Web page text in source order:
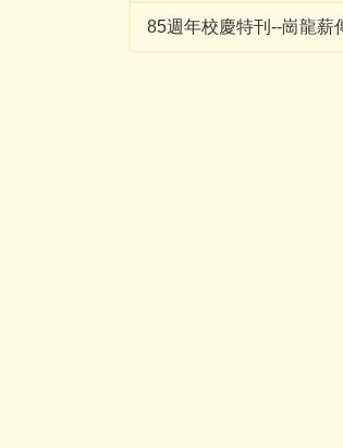
85週年校慶特刊--崗龍薪